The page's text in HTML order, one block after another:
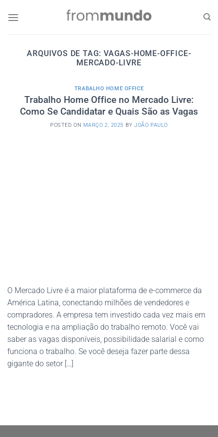
ARQUIVOS DE TAG:VAGAS-HOME-OFFICE-
MERCADO-LIVRE
TRABALHO HOME OFFICE
Trabalho Home Office no Mercado Livre:
Como Se Candidatar e Quais São as Vagas
POSTED ON MARÇO 2, 2025 BYJOÃO PAULO
O Mercado Livre é a maior plataforma de e-commerce da
América Latina, conectando milhões de vendedores e
compradores. A empresa tem investido cada vez mais em
tecnologia e na ampliação do trabalho remoto. Você vai
saber as vagas disponíveis, possibilidade salarial e como
funciona o trabalho. Se você deseja fazer parte dessa
gigante do setor […]